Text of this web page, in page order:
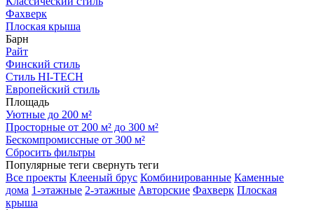
Фахверк
Плоская крыша
Барн
Райт
Финский стиль
Стиль HI-TECH
Европейский стиль
Площадь
Уютные до 200 м²
Просторные от 200 м² до 300 м²
Бескомпромиссные от 300 м²
Сбросить фильтры
Популярные теги свернуть теги
Все проекты Клееный брус Комбинированные Каменные
дома 1-этажные 2-этажные Авторские Фахверк Плоская
крыша